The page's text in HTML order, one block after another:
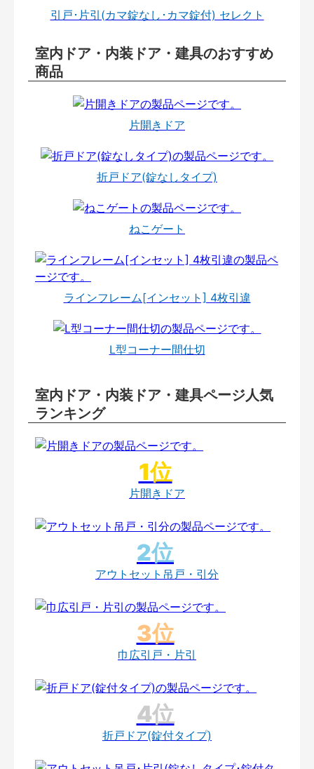
引戸･片引(カマ錠なし･カマ錠付) セレクト
室内ドア・内装ドア・建具のおすすめ
商品
片開きドア
折戸ドア(錠なしタイプ)
ねこゲート
ラインフレーム[インセット] 4枚引違
L型コーナー間仕切
室内ドア・内装ドア・建具ページ人気
ランキング
片開きドア
アウトセット吊戸・引分
巾広引戸・片引
折戸ドア(錠付タイプ)